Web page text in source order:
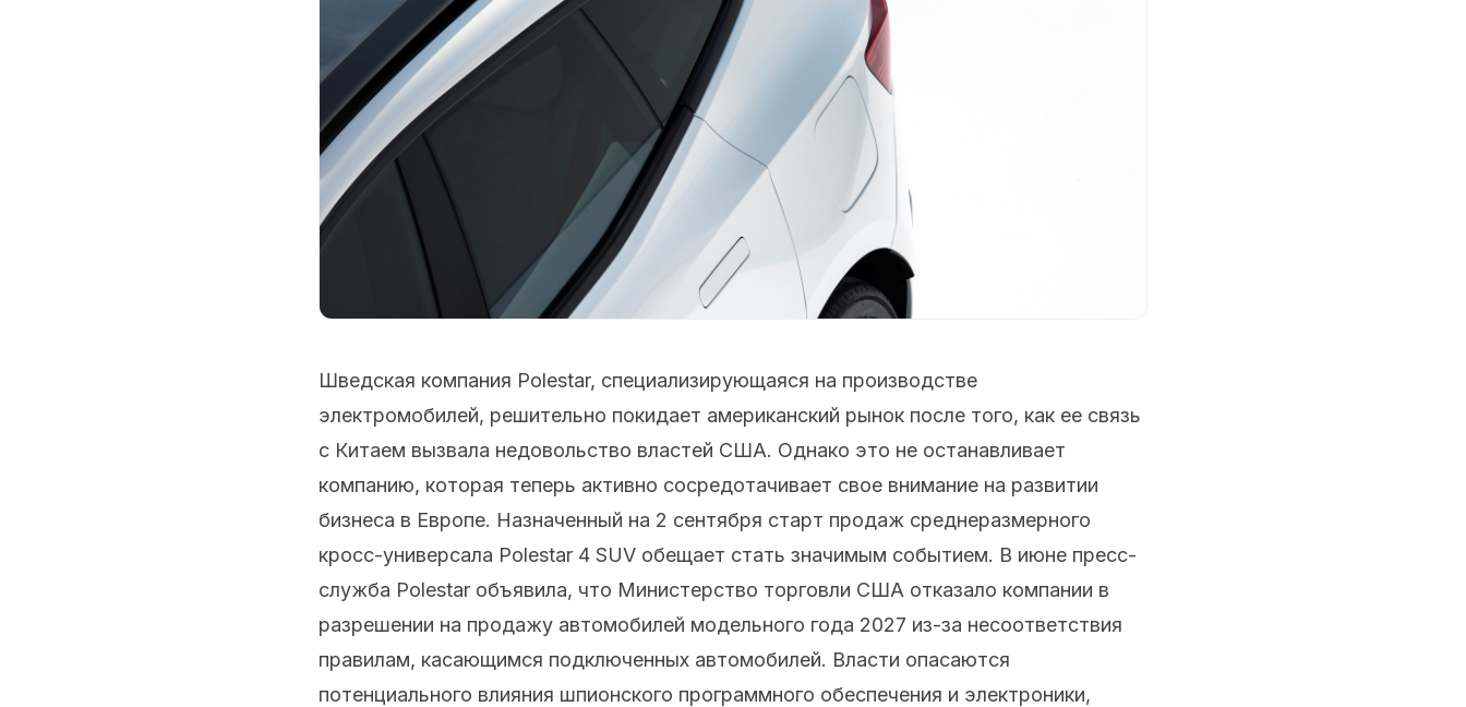
Шведская компания Polestar, специализирующаяся на производстве
электромобилей, решительно покидает американский рынок после того, как ее связь
с Китаем вызвала недовольство властей США. Однако это не останавливает
компанию, которая теперь активно сосредотачивает свое внимание на развитии
бизнеса в Европе. Назначенный на 2 сентября старт продаж среднеразмерного
кросс-универсала Polestar 4 SUV обещает стать значимым событием. В июне пресс-
служба Polestar объявила, что Министерство торговли США отказало компании в
разрешении на продажу автомобилей модельного года 2027 из-за несоответствия
правилам, касающимся подключенных автомобилей. Власти опасаются
потенциального влияния шпионского программного обеспечения и электроники,